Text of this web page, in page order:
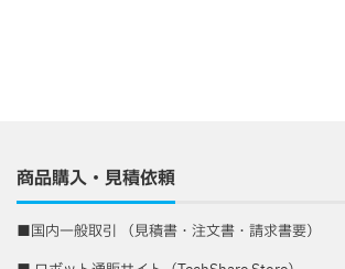
商品購入・見積依頼
■国内一般取引 （見積書・注文書・請求書要）